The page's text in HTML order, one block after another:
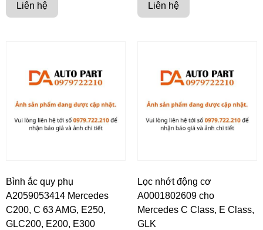
Liên hệ Liên hệ
Bình ắc quy phụ
A2059053414 Mercedes
C200, C 63 AMG, E250,
GLC200, E200, E300
Lọc nhớt động cơ
A0001802609 cho
Mercedes C Class, E Class,
GLK